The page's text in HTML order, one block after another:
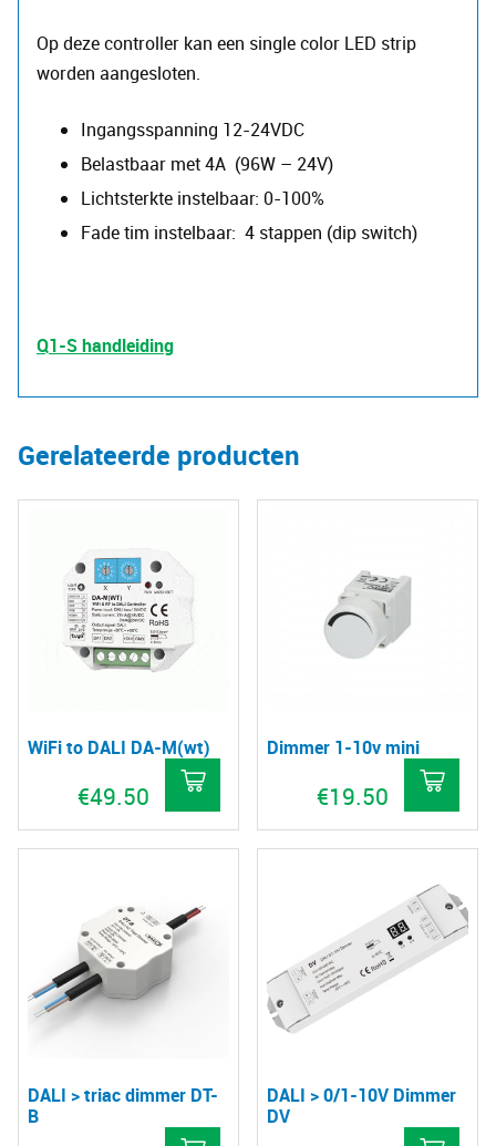
Op deze controller kan een single color LED strip
worden aangesloten.
Ingangsspanning 12-24VDC
Belastbaar met 4A (96W – 24V)
Lichtsterkte instelbaar: 0-100%
Fade tim instelbaar: 4 stappen (dip switch)
Q1-S handleiding
Gerelateerde producten
WiFi to DALI DA-M(wt)
€49.50
Dimmer 1-10v mini
€19.50
DALI > triac dimmer DT-
B
DALI > 0/1-10V Dimmer
DV